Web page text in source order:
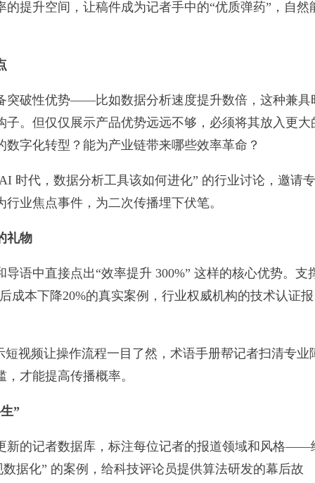
提升空间，让稿件成为记者手中的“优质弹药”，自然
破性优势——比如数据分析速度提升数倍，这种兼具
。但仅仅展示产品优势远远不够，必须将其放入更大
字化转型？能为产业链带来哪些效率革命？
代，数据分析工具该如何进化” 的行业讨论，邀请专
业焦点事件，为二次传播埋下伏笔。
礼物
中直接点出“效率提升 300%” 这样的核心优势。支
成本下降20%的真实案例，行业权威机构的技术认证报
频让操作流程一目了然，术语手册帮记者扫清专业
才能提高传播概率。
”
的记者数据库，标注每位记者的报道领域和风格——
据化” 的案例，给科技评论员提供算法研发的幕后故